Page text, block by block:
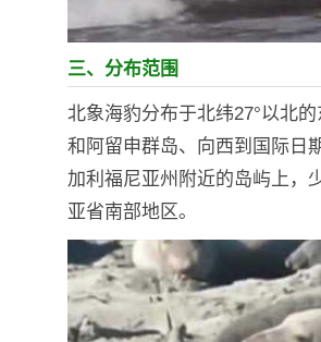
三、分布范围
北象海豹分布于北纬27°以北
和阿留申群岛、向西到国际日
加利福尼亚州附近的岛屿上，
亚省南部地区。